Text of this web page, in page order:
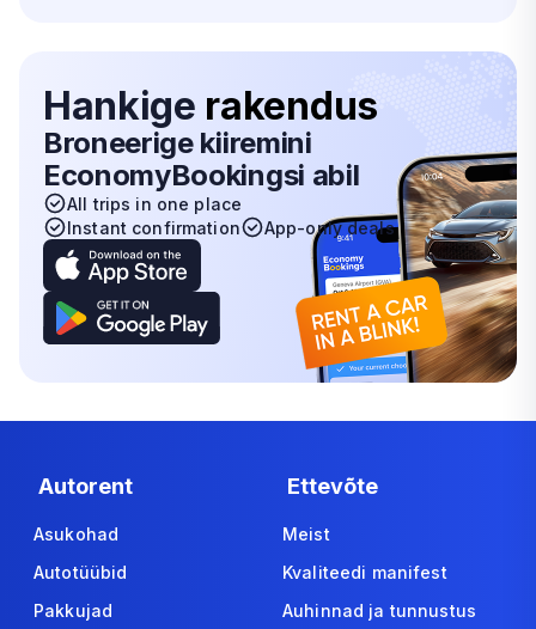
Hankige rakendus
Broneerige kiiremini
EconomyBookingsi abil
All trips in one place
Instant confirmation
App-only deals
Autorent
Asukohad
Autotüübid
Pakkujad
Ettevõte
Meist
Kvaliteedi manifest
Auhinnad ja tunnustus